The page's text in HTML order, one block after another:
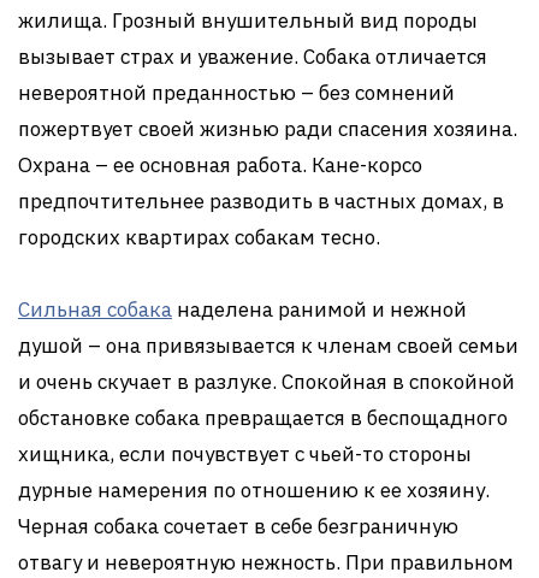
жилища. Грозный внушительный вид породы
вызывает страх и уважение. Собака отличается
невероятной преданностью – без сомнений
пожертвует своей жизнью ради спасения хозяина.
Охрана – ее основная работа. Кане-корсо
предпочтительнее разводить в частных домах, в
городских квартирах собакам тесно.
Сильная собака наделена ранимой и нежной
душой – она привязывается к членам своей семьи
и очень скучает в разлуке. Спокойная в спокойной
обстановке собака превращается в беспощадного
хищника, если почувствует с чьей-то стороны
дурные намерения по отношению к ее хозяину.
Черная собака сочетает в себе безграничную
отвагу и невероятную нежность. При правильном